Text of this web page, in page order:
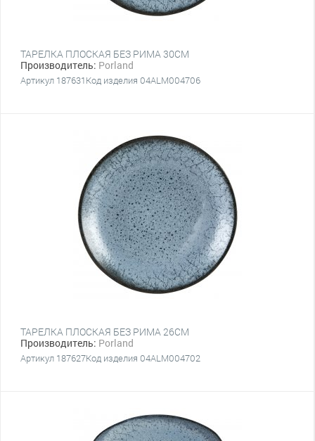
ТАРЕЛКА ПЛОСКАЯ БЕЗ РИМА 30CM
Производитель: Porland
Артикул 187631Код изделия 04ALM004706
ТАРЕЛКА ПЛОСКАЯ БЕЗ РИМА 26CM
Производитель: Porland
Артикул 187627Код изделия 04ALM004702